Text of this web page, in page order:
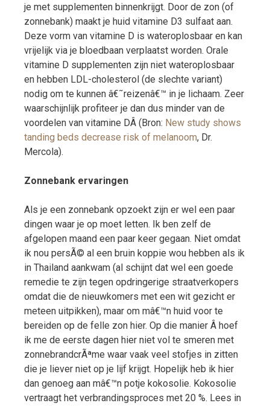
je met supplementen binnenkrijgt. Door de zon (of
zonnebank) maakt je huid vitamine D3 sulfaat aan.
Deze vorm van vitamine D is wateroplosbaar en kan
vrijelijk via je bloedbaan verplaatst worden. Orale
vitamine D supplementen zijn niet wateroplosbaar
en hebben LDL-cholesterol (de slechte variant)
nodig om te kunnen â€˜reizenâ€™ in je lichaam. Zeer
waarschijnlijk profiteer je dan dus minder van de
voordelen van vitamine DÂ (Bron: New study shows
tanding beds decrease risk of melanoom, Dr.
Mercola).
Zonnebank ervaringen
Als je een zonnebank opzoekt zijn er wel een paar
dingen waar je op moet letten. Ik ben zelf de
afgelopen maand een paar keer gegaan. Niet omdat
ik nou persÃ© al een bruin koppie wou hebben als ik
in Thailand aankwam (al schijnt dat wel een goede
remedie te zijn tegen opdringerige straatverkopers
omdat die de nieuwkomers met een wit gezicht er
meteen uitpikken), maar om mâ€™n huid voor te
bereiden op de felle zon hier. Op die manier Â hoef
ik me de eerste dagen hier niet vol te smeren met
zonnebrandcrÃªme waar vaak veel stofjes in zitten
die je liever niet op je lijf krijgt. Hopelijk heb ik hier
dan genoeg aan mâ€™n potje kokosolie. Kokosolie
vertraagt het verbrandingsproces met 20 %. Lees in